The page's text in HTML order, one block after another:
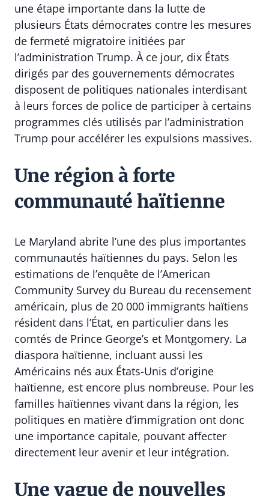
une étape importante dans la lutte de
plusieurs États démocrates contre les mesures
de fermeté migratoire initiées par
l’administration Trump. À ce jour, dix États
dirigés par des gouvernements démocrates
disposent de politiques nationales interdisant
à leurs forces de police de participer à certains
programmes clés utilisés par l’administration
Trump pour accélérer les expulsions massives.
Une région à forte
communauté haïtienne
Le Maryland abrite l’une des plus importantes
communautés haïtiennes du pays. Selon les
estimations de l’enquête de l’American
Community Survey du Bureau du recensement
américain, plus de 20 000 immigrants haïtiens
résident dans l’État, en particulier dans les
comtés de Prince George’s et Montgomery. La
diaspora haïtienne, incluant aussi les
Américains nés aux États-Unis d’origine
haïtienne, est encore plus nombreuse. Pour les
familles haïtiennes vivant dans la région, les
politiques en matière d’immigration ont donc
une importance capitale, pouvant affecter
directement leur avenir et leur intégration.
Une vague de nouvelles